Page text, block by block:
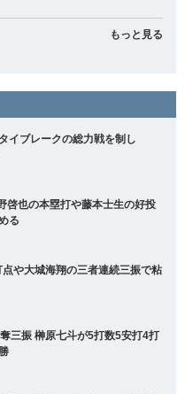
もっと見る
イブレークの総力戦を制し
啓也の本塁打や藤本士生の好投
る
や大城海翔の三者連続三振で粘
三振 榊原七斗が5打数5安打4打